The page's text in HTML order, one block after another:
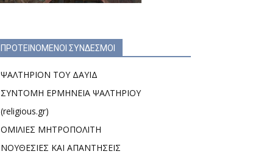
ΠΡΟΤΕΙΝΟΜΕΝΟΙ ΣΥΝΔΕΣΜΟΙ
ΨΑΛΤΗΡΙΟΝ ΤΟΥ ΔΑΥΙΔ
ΣΥΝΤΟΜΗ ΕΡΜΗΝΕΙΑ ΨΑΛΤΗΡΙΟΥ
(religious.gr)
ΟΜΙΛΙΕΣ ΜΗΤΡΟΠΟΛΙΤΗ
ΝΟΥΘΕΣΙΕΣ ΚΑΙ ΑΠΑΝΤΗΣΕΙΣ